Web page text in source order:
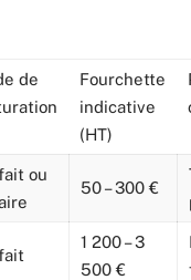
de
Fourchette
indicative
(HT)
ou
50 – 300 €
1 200 – 3
500 €